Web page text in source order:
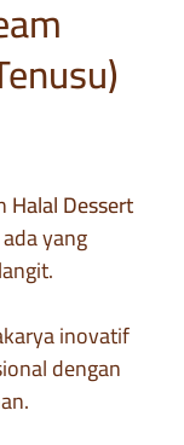
Halal Dessert
yang
inovatif
dengan